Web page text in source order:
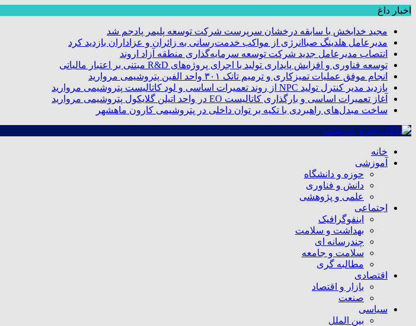
اخبار داغ
مجید خدابخش با سابقه درخشان سرپرست شرکت توسعه پلیمر پادجم شد
مدیرعامل هلدینگ صباانرژی از مواکب خدمت‌رسانی به زائران و عزاداران بازدید کرد
انتصاب مدیرعامل جدید شرکت توسعه سرمایه‌گذاری منطقه آزاد اروند
توسعه فناوری و افزایش پایداری تولید با اجرای پروژه‌های R&D مبتنی بر اعتبار مالیاتی
انجام موفق عملیات تمیزکاری و ترمیم تانک ۳۰۱ واحد الفین پتروشیمی مروارید
بازدید مدیر کنترل تولید NPC از روند تعمیرات اساسی و لود کاتالیست پتروشیمی مروارید
آغاز تعمیرات اساسی و بارگذاری کاتالیست EO در واحد اتیلن گلایکول پتروشیمی مروارید
ساخت مبدل‌های راهبردی با تکیه بر توان داخلی در پتروشیمی کارون ماهشهر
خانه
آموزشی
حوزه و دانشگاه
دانش و فناوری
علمی و پژوهشی
اجتماعی
اینفوگرافیک
بهداشت و سلامت
چندرسانه ای
سلامت و جامعه
مطالبه گری
اقتصادی
بازار و اقتصاد
صنعت
سیاسی
بین الملل